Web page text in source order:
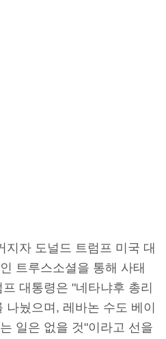
지자 도널드 트럼프 미국 대
트루스소셜을 통해 사태
대통령은 "네타냐후 총리
나눴으며, 레바논 수도 베이
일은 없을 것"이라고 선을